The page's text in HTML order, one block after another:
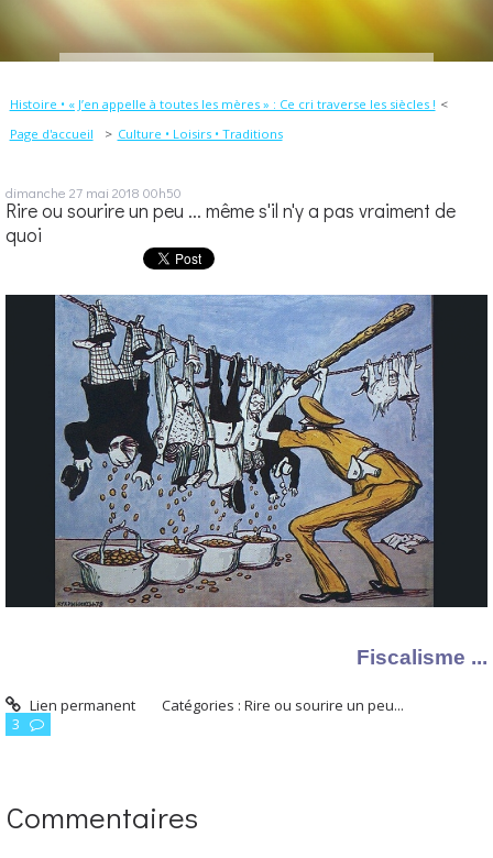
Histoire • « J’en appelle à toutes les mères » : Ce cri traverse les siècles !
Page d'accueil
Culture • Loisirs • Traditions
dimanche 27 mai 2018 00h50
Rire ou sourire un peu ... même s'il n'y a pas vraiment de
quoi
Fiscalisme ...
Lien permanent Catégories :Rire ou sourire un peu...
3
Commentaires